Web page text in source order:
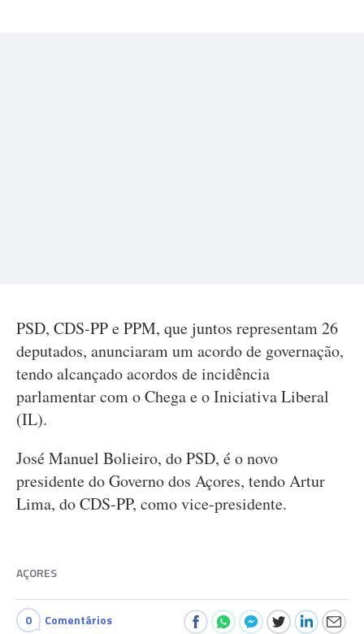
PSD, CDS-PP e PPM, que juntos representam 26
deputados, anunciaram um acordo de governação,
tendo alcançado acordos de incidência
parlamentar com o Chega e o Iniciativa Liberal
(IL).
José Manuel Bolieiro, do PSD, é o novo
presidente do Governo dos Açores, tendo Artur
Lima, do CDS-PP, como vice-presidente.
AÇORES
0 Comentários